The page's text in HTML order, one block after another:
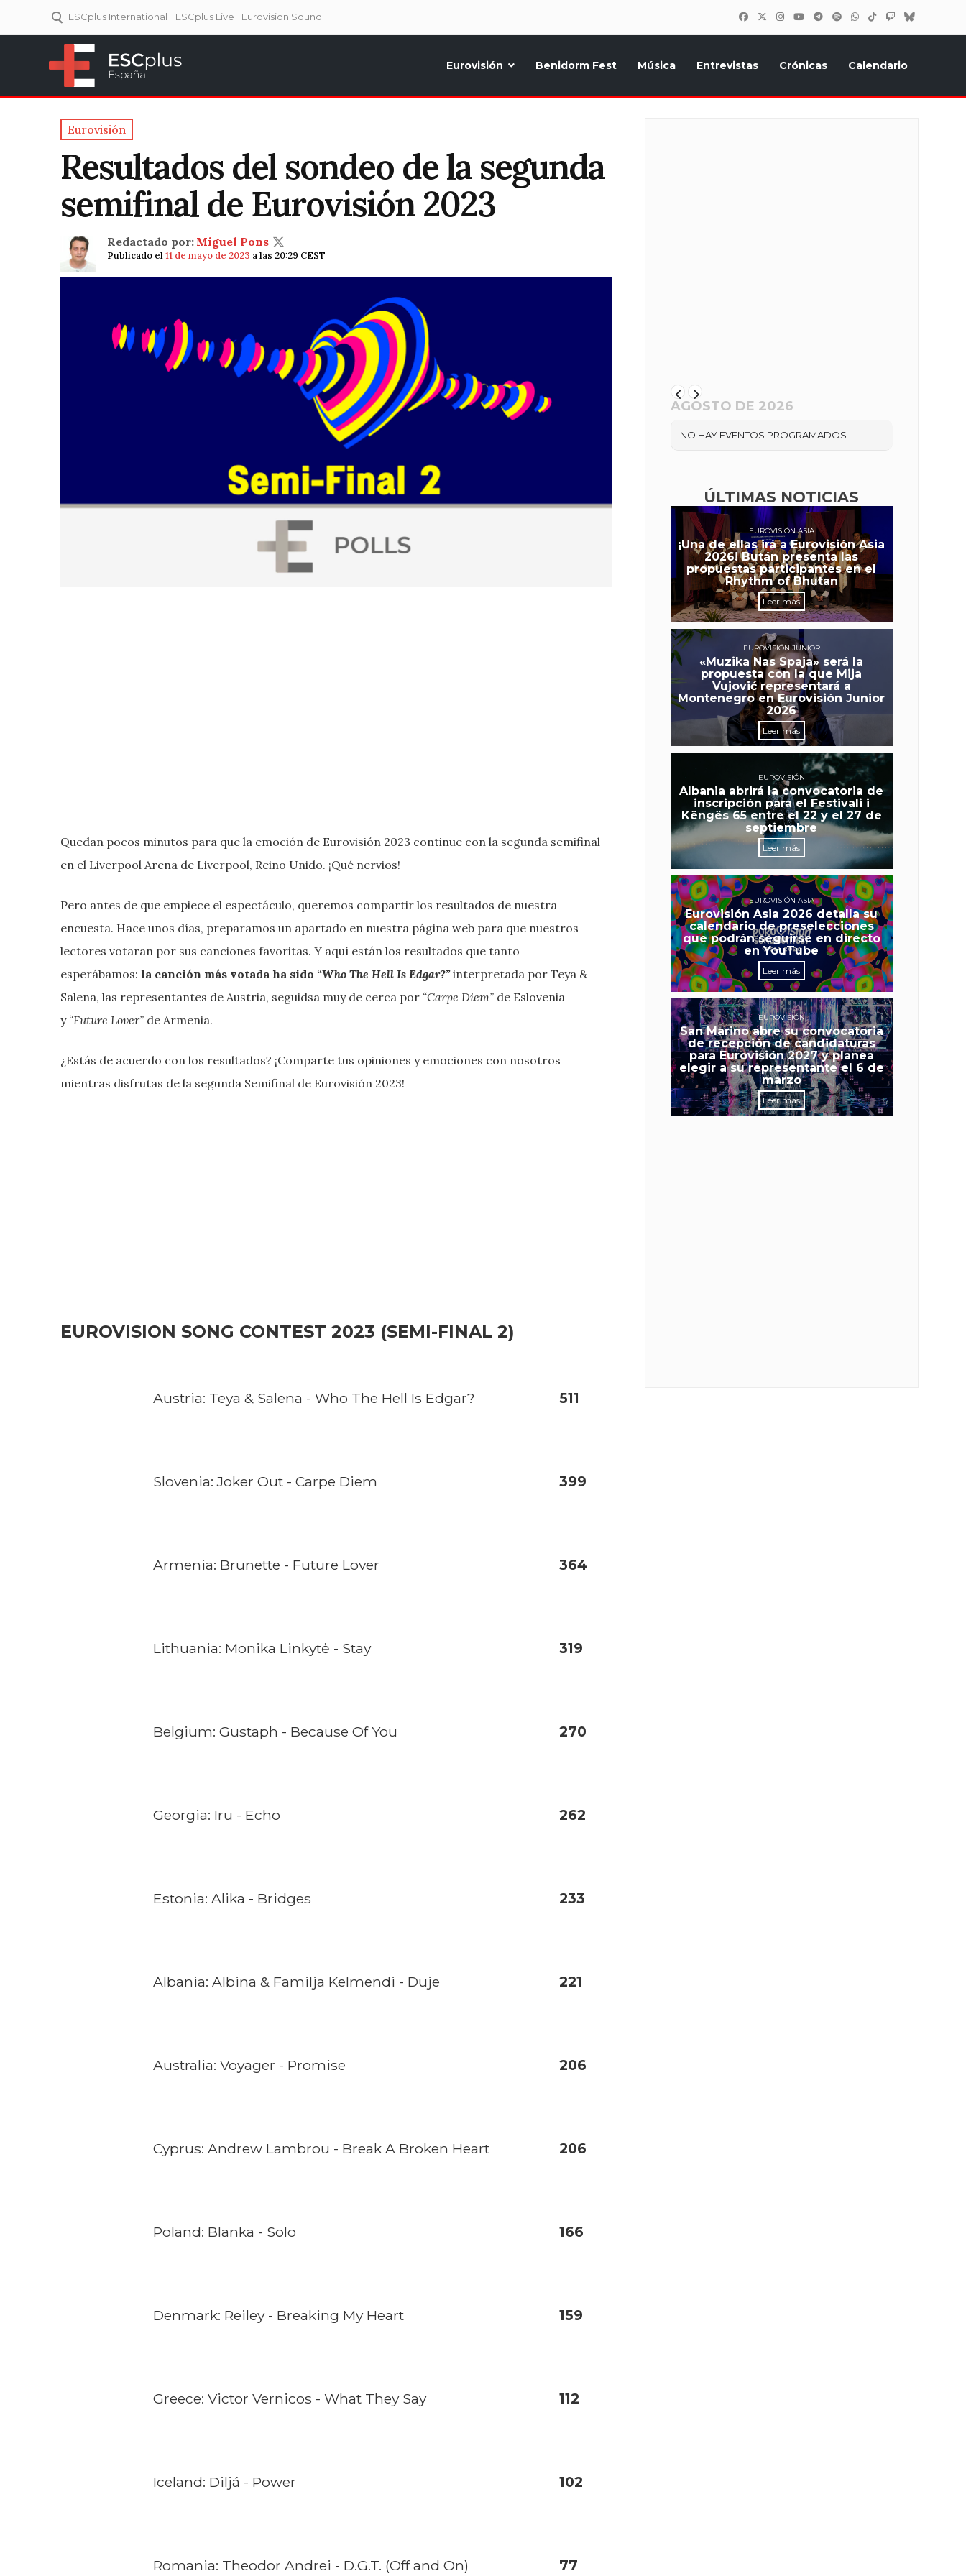
ESCplus International ESCplus Live Eurovision Sound
Eurovisión Benidorm Fest Música Entrevistas Crónicas Calendario
Eurovisión
Resultados del sondeo de la segunda
semifinal de Eurovisión 2023
Redactado por: Miguel Pons
Publicado el11 de mayo de 2023 a las 20:29 CEST
Quedan pocos minutos para que la emoción de Eurovisión 2023 continue con la segunda semifinal
en el Liverpool Arena de Liverpool, Reino Unido. ¡Qué nervios!
Pero antes de que empiece el espectáculo, queremos compartir los resultados de nuestra
encuesta. Hace unos días, preparamos un apartado en nuestra página web para que nuestros
lectores votaran por sus canciones favoritas. Y aquí están los resultados que tanto
esperábamos: la canción más votada ha sido “Who The Hell Is Edgar?”interpretada por Teya &
Salena, las representantes de Austria, seguidsa muy de cerca por “Carpe Diem” de Eslovenia
y “Future Lover” de Armenia.
¿Estás de acuerdo con los resultados? ¡Comparte tus opiniones y emociones con nosotros
mientras disfrutas de la segunda Semifinal de Eurovisión 2023!
EUROVISION SONG CONTEST 2023 (SEMI-FINAL 2)
Austria: Teya & Salena - Who The Hell Is Edgar? 511
Slovenia: Joker Out - Carpe Diem 399
Armenia: Brunette - Future Lover 364
Lithuania: Monika Linkytė - Stay 319
Belgium: Gustaph - Because Of You 270
Georgia: Iru - Echo 262
Estonia: Alika - Bridges 233
Albania: Albina & Familja Kelmendi - Duje 221
Australia: Voyager - Promise 206
Cyprus: Andrew Lambrou - Break A Broken Heart 206
Poland: Blanka - Solo 166
Denmark: Reiley - Breaking My Heart 159
Greece: Victor Vernicos - What They Say 112
Iceland: Diljá - Power 102
Romania: Theodor Andrei - D.G.T. (Off and On) 77
AGOSTO DE 2026
NO HAY EVENTOS PROGRAMADOS
ÚLTIMAS NOTICIAS
EUROVISIÓN ASIA
¡Una de ellas irá a Eurovisión Asia
2026! Bután presenta las
propuestas participantes en el
Rhythm of Bhutan
Leer más
EUROVISIÓN JUNIOR
«Muzika Nas Spaja» será la
propuesta con la que Mija
Vujović representará a
Montenegro en Eurovisión Junior
2026
Leer más
EUROVISIÓN
Albania abrirá la convocatoria de
inscripción para el Festivali i
Këngës 65 entre el 22 y el 27 de
septiembre
Leer más
EUROVISIÓN ASIA
Eurovisión Asia 2026 detalla su
calendario de preselecciones
que podrán seguirse en directo
en YouTube
Leer más
EUROVISIÓN
San Marino abre su convocatoria
de recepción de candidaturas
para Eurovisión 2027 y planea
elegir a su representante el 6 de
marzo
Leer más